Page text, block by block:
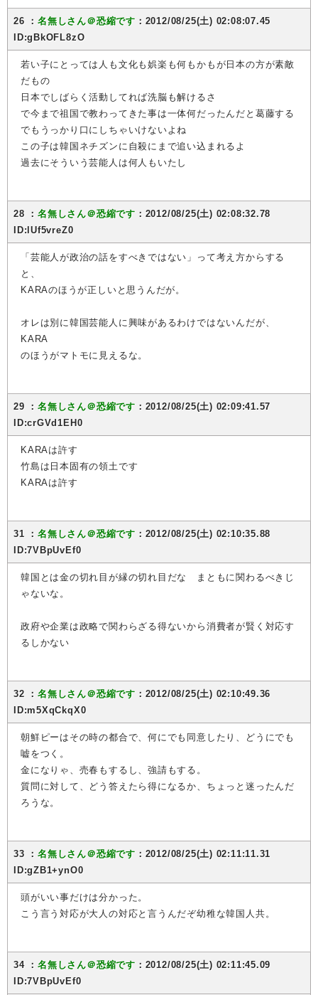
26 ：名無しさん＠恐縮です ：2012/08/25(土) 02:08:07.45
ID:gBkOFL8zO
若い子にとっては人も文化も娯楽も何もかもが日本の方が素敵
だもの
日本でしばらく活動してれば洗脳も解けるさ
で今まで祖国で教わってきた事は一体何だったんだと葛藤する
でもうっかり口にしちゃいけないよね
この子は韓国ネチズンに自殺にまで追い込まれるよ
過去にそういう芸能人は何人もいたし
28 ：名無しさん＠恐縮です ：2012/08/25(土) 02:08:32.78
ID:lUf5vreZ0
「芸能人が政治の話をすべきではない」って考え方からする
と、
KARAのほうが正しいと思うんだが。
オレは別に韓国芸能人に興味があるわけではないんだが、
KARA
のほうがマトモに見えるな。
29 ：名無しさん＠恐縮です ：2012/08/25(土) 02:09:41.57
ID:crGVd1EH0
KARAは許す
竹島は日本固有の領土です
KARAは許す
31 ：名無しさん＠恐縮です ：2012/08/25(土) 02:10:35.88
ID:7VBpUvEf0
韓国とは金の切れ目が縁の切れ目だな まともに関わるべきじ
ゃないな。
政府や企業は政略で関わらざる得ないから消費者が賢く対応す
るしかない
32 ：名無しさん＠恐縮です ：2012/08/25(土) 02:10:49.36
ID:m5XqCkqX0
朝鮮ピーはその時の都合で、何にでも同意したり、どうにでも
嘘をつく。
金になりゃ、売春もするし、強請もする。
質問に対して、どう答えたら得になるか、ちょっと迷ったんだ
ろうな。
33 ：名無しさん＠恐縮です ：2012/08/25(土) 02:11:11.31
ID:gZB1+ynO0
頭がいい事だけは分かった。
こう言う対応が大人の対応と言うんだぞ幼稚な韓国人共。
34 ：名無しさん＠恐縮です ：2012/08/25(土) 02:11:45.09
ID:7VBpUvEf0